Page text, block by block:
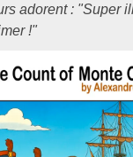
adorent : "Super
!"